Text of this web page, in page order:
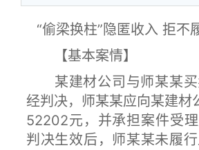
“偷梁换柱”隐匿收入 拒不
【基本案情】
某建材公司与师某某买
经判决，师某某应向某建材
52202元，并承担案件受理
判决生效后，师某某未履